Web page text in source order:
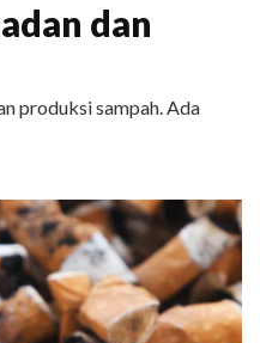
dan
produksi sampah. Ada